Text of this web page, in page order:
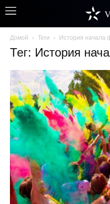
Домой Теги История начала
Тег: История